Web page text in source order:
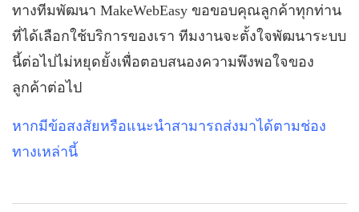
ทางทีมพัฒนา MakeWebEasy ขอขอบคุณลูกค้าทุกท่าน
ที่ได้เลือกใช้บริการของเรา ทีมงานจะตั้งใจพัฒนาระบบ
นี้ต่อไปไม่หยุดยั้งเพื่อตอบสนองความพึงพอใจของ
ลูกค้าต่อไป
หากมีข้อสงสัยหรือแนะนำสามารถส่งมาได้ตามช่อง
ทางเหล่านี้